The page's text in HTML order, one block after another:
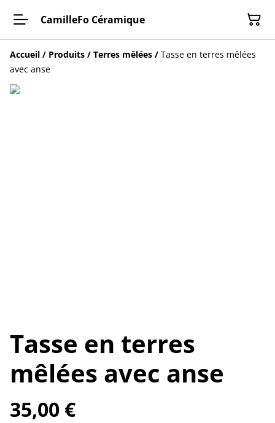
CamilleFo Céramique
Accueil / Produits / Terres mêlées / Tasse en terres mêlées
avec anse
Tasse en terres
mêlées avec anse
35,00 €